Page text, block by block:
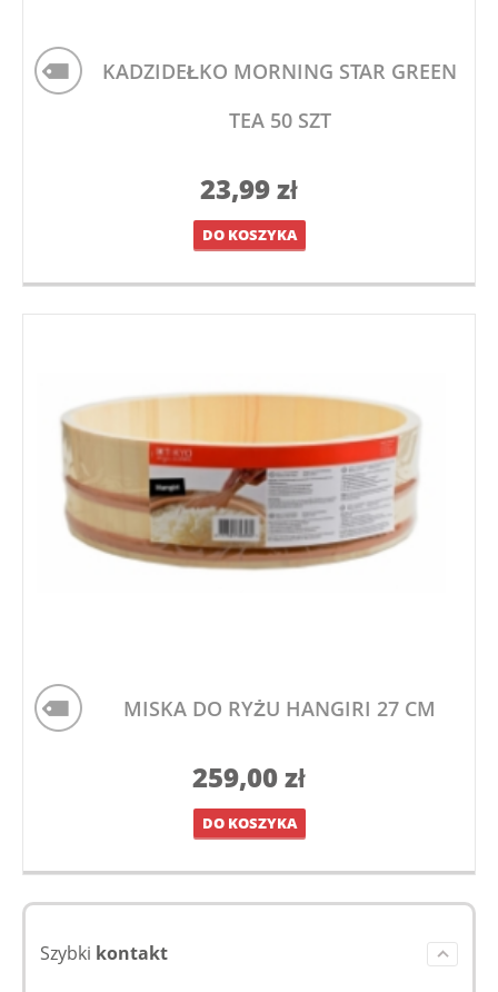
KADZIDEŁKO MORNING STAR GREEN
TEA 50 SZT
23,99zł
DO KOSZYKA
MISKA DO RYŻU HANGIRI 27 CM
259,00zł
DO KOSZYKA
Szybki kontakt